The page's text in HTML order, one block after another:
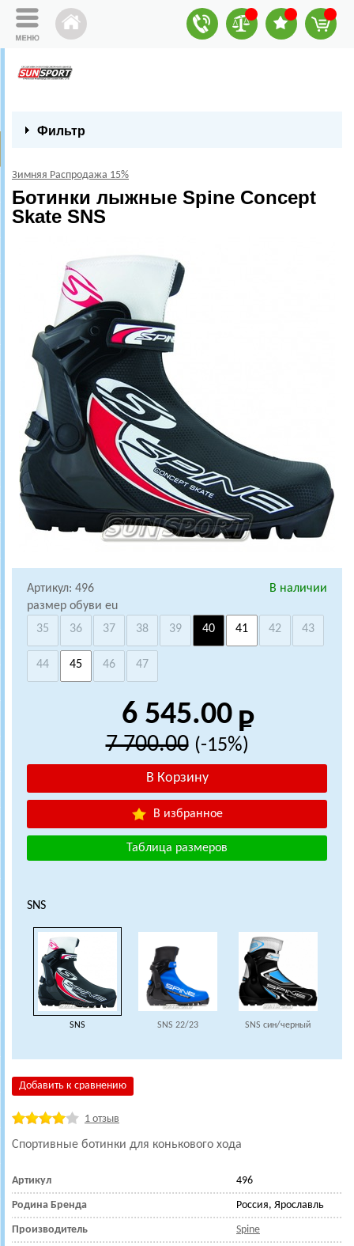
Фильтр
Зимняя Распродажа 15%
Ботинки лыжные Spine Concept
Skate SNS
Артикул: 496
В наличии
размер обуви eu
35
36 37 38 39 40 41 42 43
44 45 46 47
6 545.00
7 700.00 (-15%)
В избранное
Таблица размеров
SNS
SNS SNS 22/23 SNS син/черный
Добавить к сравнению
1 отзыв
Спортивные ботинки для конькового хода
Артикул 496
Родина Бренда Россия, Ярославль
Производитель Spine